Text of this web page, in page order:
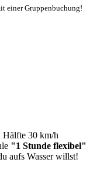
einer Gruppenbuchung!
30 km/h
"1 Stunde flexibel"
aufs Wasser willst!